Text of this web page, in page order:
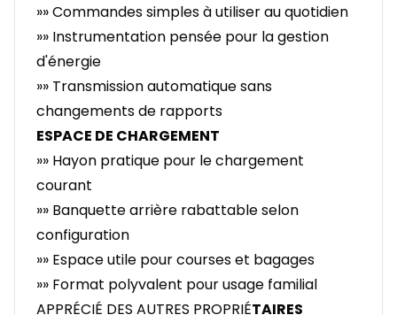
»» Commandes simples à utiliser au quotidien
»» Instrumentation pensée pour la gestion
d'énergie
»» Transmission automatique sans
changements de rapports
ESPACE DE CHARGEMENT
»» Hayon pratique pour le chargement
courant
»» Banquette arrière rabattable selon
configuration
»» Espace utile pour courses et bagages
»» Format polyvalent pour usage familial
APPRÉCIÉ DES AUTRES PROPRIÉTAIRES